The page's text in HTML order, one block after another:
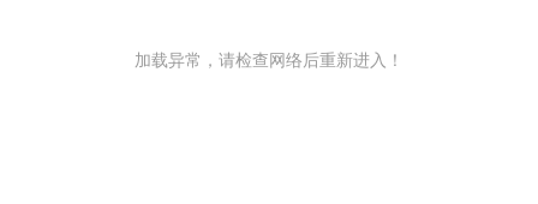
加载异常，请检查网络后重新进入！